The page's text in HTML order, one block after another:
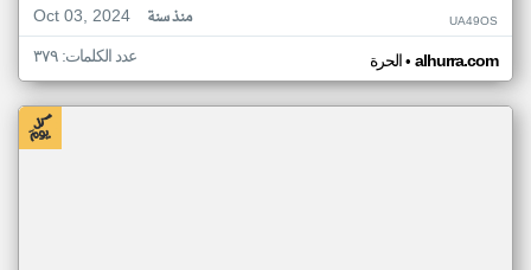
Oct 03, 2024
منذ سنة UA49OS
الحرة• alhurra.com عدد الكلمات: ٣٧٩